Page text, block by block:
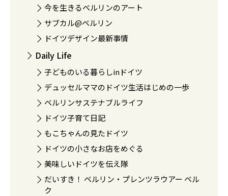
今を生きるベルリンのアート
サブカル@ベルリン
ドイツデザイン最新事情
Daily Life
子どものいる暮らしinドイツ
デュッセルママのドイツ生活はじめの一歩
ベルリンサステナブルライフ
ドイツ子育て日記
もこちゃんの見たドイツ
ドイツの小さなお店をめぐる
美味しいドイツを伝え隊
だいすき！ ベルリン・プレンツラウアー ベル
ク